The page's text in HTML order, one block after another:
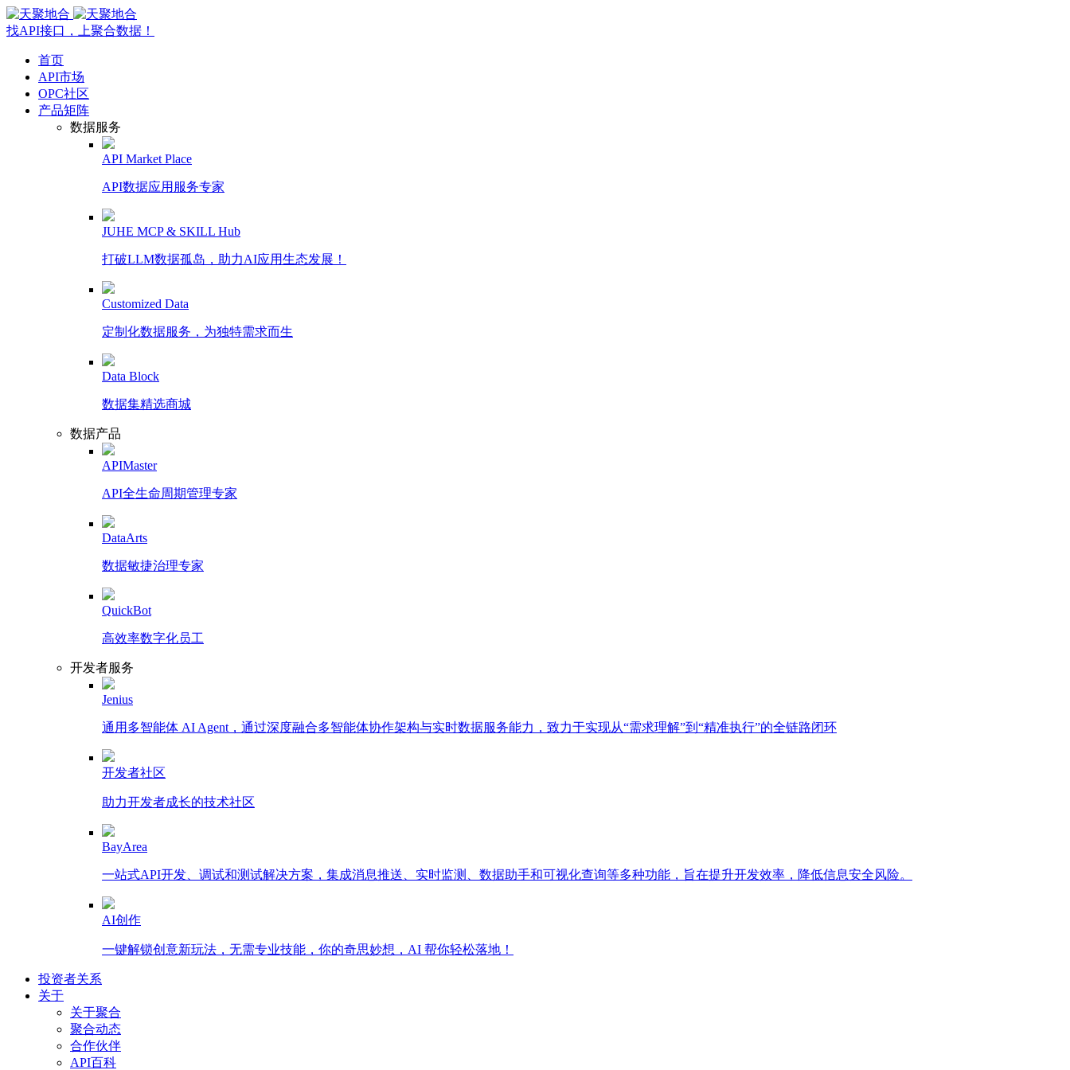
找API接口，上聚合数据！
首页
API市场
OPC社区
产品矩阵
数据服务
API Market Place
API数据应用服务专家
JUHE MCP & SKILL Hub
打破LLM数据孤岛，助力AI应用生态发展！
Customized Data
定制化数据服务，为独特需求而生
Data Block
数据集精选商城
数据产品
APIMaster
API全生命周期管理专家
DataArts
数据敏捷治理专家
QuickBot
高效率数字化员工
开发者服务
Jenius
通用多智能体 AI Agent，通过深度融合多智能体协作架构与实时数据服务能力，致力于实现从“需求理解”到“精准执行”的全链路闭环
开发者社区
助力开发者成长的技术社区
BayArea
一站式API开发、调试和测试解决方案，集成消息推送、实时监测、数据助手和可视化查询等多种功能，旨在提升开发效率，降低信息安全风险。
AI创作
一键解锁创意新玩法，无需专业技能，你的奇思妙想，AI 帮你轻松落地！
投资者关系
关于
关于聚合
聚合动态
合作伙伴
API百科